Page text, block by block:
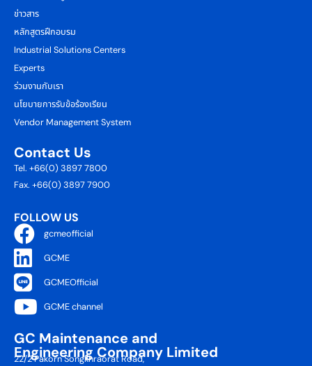
ข่าวสาร
หลักสูตรฝึกอบรม
Industrial Solutions Centers
Experts
ร่วมงานกับเรา
นโยบายการรับข้อร้องเรียน
Vendor Management System
Contact Us
Tel. +66(0) 3897 7800
Fax. +66(0) 3897 7900
FOLLOW US
gcmeofficial
GCME
GCMEOfficial
GCME channel
GC Maintenance and
Engineering Company Limited
22/2 Pakorn Songkhraorat Road,